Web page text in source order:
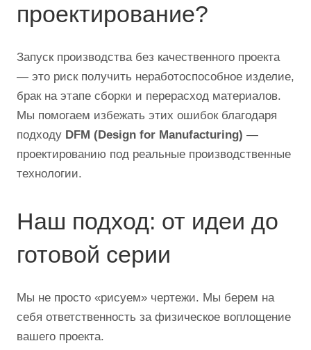
проектирование?
Запуск производства без качественного проекта
— это риск получить неработоспособное изделие,
брак на этапе сборки и перерасход материалов.
Мы помогаем избежать этих ошибок благодаря
подходу DFM (Design for Manufacturing) —
проектированию под реальные производственные
технологии.
Наш подход: от идеи до
готовой серии
Мы не просто «рисуем» чертежи. Мы берем на
себя ответственность за физическое воплощение
вашего проекта.